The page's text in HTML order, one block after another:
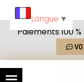
Paiements
Langue ▼